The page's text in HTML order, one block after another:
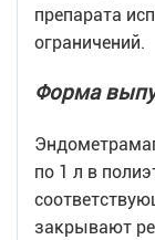
препарата
ограничений.
Форма
по 1 л в
закрывают